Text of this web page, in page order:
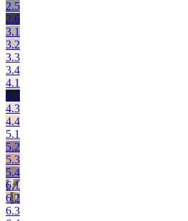
2.5
2.6
3.1
3.2
3.3
3.4
4.1
4.2
4.3
4.4
5.1
5.2
5.3
5.4
6.1
6.2
6.3